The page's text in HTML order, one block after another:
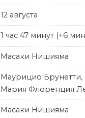
12 августа
1 час 47 минут (+6
Масаки Нишияма
Маурицио Брунетти,
Мария Флоренция
Масаки Нишияма